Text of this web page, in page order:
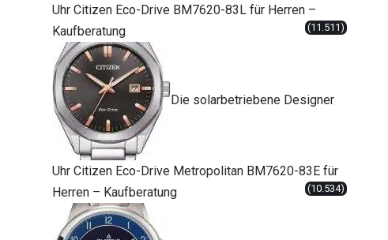
Uhr Citizen Eco-Drive BM7620-83L für Herren –
Kaufberatung
(11.511)
Die solarbetriebene Designer
Uhr Citizen Eco-Drive Metropolitan BM7620-83E für
Herren – Kaufberatung
(10.534)